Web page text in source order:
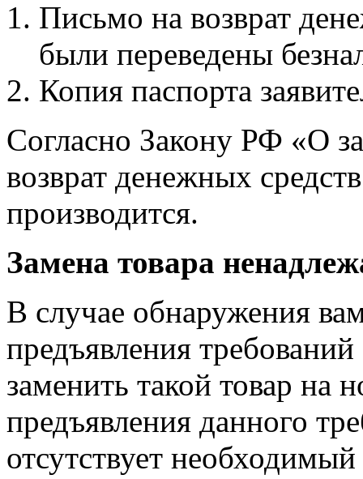
Письмо на возврат
были переведены
Копия паспорта
Согласно Закону РФ «О
возврат денежных
производится.
Замена товара
В случае обнаружения
предъявления
заменить такой товар на
предъявления данного
отсутствует